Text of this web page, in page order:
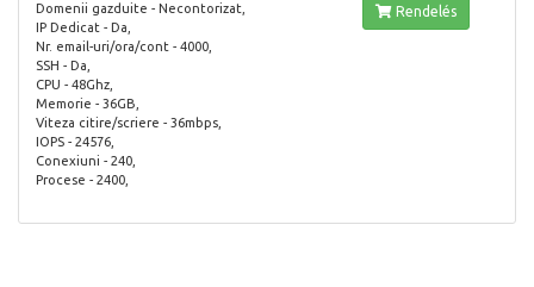
Domenii gazduite - Necontorizat,
IP Dedicat - Da,
Nr. email-uri/ora/cont - 4000,
SSH - Da,
CPU - 48Ghz,
Memorie - 36GB,
Viteza citire/scriere - 36mbps,
IOPS - 24576,
Conexiuni - 240,
Procese - 2400,
Rendelés